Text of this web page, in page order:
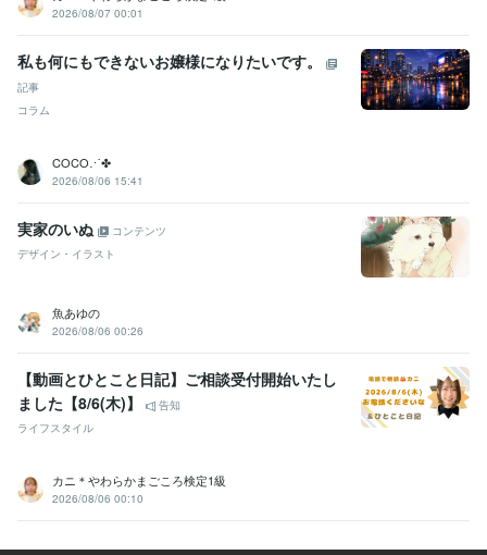
2026/08/07 00:01
私も何にもできないお嬢様になりたいです。
記事
コラム
COCO⋰✤
2026/08/06 15:41
実家のいぬ
コンテンツ
デザイン・イラスト
魚あゆの
2026/08/06 00:26
【動画とひとこと日記】ご相談受付開始いたし
ました【8/6(木)】
告知
ライフスタイル
カニ＊やわらかまごころ検定1級
2026/08/06 00:10